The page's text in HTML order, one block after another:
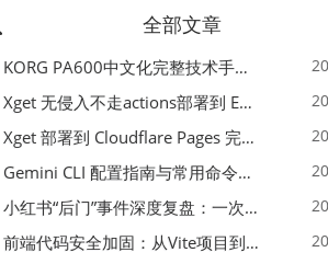
全部文章
KORG PA600中文化完整技术手册 - 从逆向到实现的全流程指南
Xget 无侵入不走actions部署到 EdgeOne Pages 指南
Xget 部署到 Cloudflare Pages 完整指南 - 无需修改源码的构建配置
Gemini CLI 配置指南与常用命令中文翻译 | API Key、MCP、代理设置
小红书“后门”事件深度复盘：一次沉默危机下的品牌、技术与流程三重考验
前端代码安全加固：从Vite项目到纯静态页面的深度混淆技术备忘